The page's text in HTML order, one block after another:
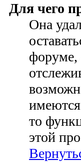
Для чего
Она
форуме,
то
этой